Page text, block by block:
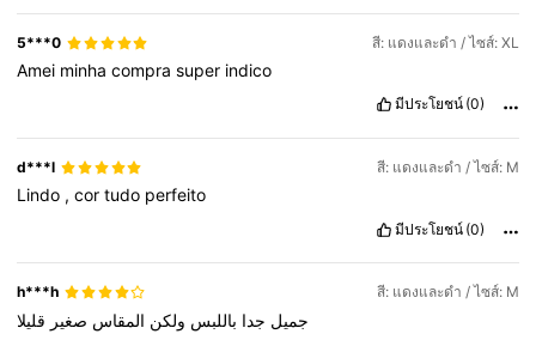
5***0 สี: แดงและดำ / ไซส์: XL
Amei minhacomprasuper indico
มีประโยชน์ (0)
d***l สี: แดงและดำ / ไซส์: M
Lindo ,cortudo perfeito
มีประโยชน์ (0)
h***h สี: แดงและดำ / ไซส์: M
جميل جدا باللبس ولكن المقاس صغير قليلا